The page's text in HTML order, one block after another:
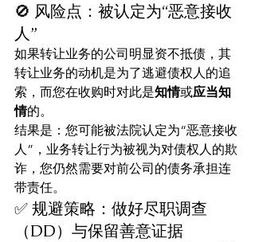
🚫 风险点：被认定为“恶意接收
人”
如果转让业务的公司明显资不抵债，其
转让业务的动机是为了逃避债权人的追
索，而您在收购时对此是知情或应当知
情的。
结果是：您可能被法院认定为“恶意接收
人”，业务转让行为被视为对债权人的欺
诈，您仍然需要对前公司的债务承担连
带责任。
✅ 规避策略：做好尽职调查
（DD）与保留善意证据